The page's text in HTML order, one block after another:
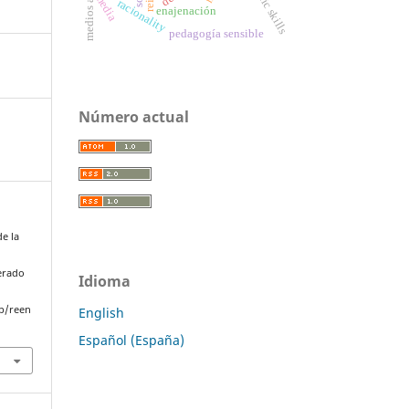
la
reen
racionalityenajenación
media
pedagogía sensible
Número actual
Idioma
English
Español (España)